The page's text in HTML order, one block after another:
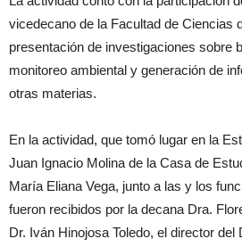
vicedecano de la Facultad de Ciencias
presentación de investigaciones sobre
monitoreo ambiental y generación de
otras materias.
En la actividad, que tomó lugar en la
Juan Ignacio Molina de la Casa de
María Eliana Vega, junto a las y los
fueron recibidos por la decana Dra.
Dr. Iván Hinojosa Toledo, el director del